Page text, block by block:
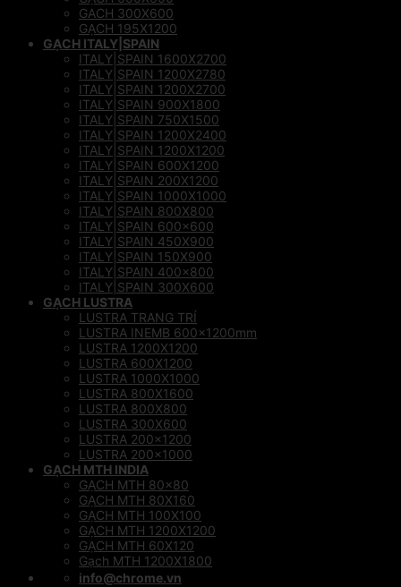
GACH 300X600
GẠCH 195X1200
GẠCH ITALY|SPAIN
ITALY|SPAIN 1600X2700
ITALY|SPAIN 1200X2780
ITALY|SPAIN 1200X2700
ITALY|SPAIN 900X1800
ITALY|SPAIN 750X1500
ITALY|SPAIN 1200X2400
ITALY|SPAIN 1200X1200
ITALY|SPAIN 600X1200
ITALY|SPAIN 200X1200
ITALY|SPAIN 1000X1000
ITALY|SPAIN 800X800
ITALY|SPAIN 600×600
ITALY|SPAIN 450X900
ITALY|SPAIN 150X900
ITALY|SPAIN 400×800
ITALY|SPAIN 300X600
GẠCH LUSTRA
LUSTRA TRANG TRÍ
LUSTRA INEMB 600x1200mm
LUSTRA 1200X1200
LUSTRA 600X1200
LUSTRA 1000X1000
LUSTRA 800X1600
LUSTRA 800X800
LUSTRA 300X600
LUSTRA 200×1200
LUSTRA 200×1000
GẠCH MTH INDIA
GẠCH MTH 80×80
GẠCH MTH 80X160
GẠCH MTH 100X100
GẠCH MTH 1200X1200
GẠCH MTH 60X120
Gạch MTH 1200X1800
info@chrome.vn